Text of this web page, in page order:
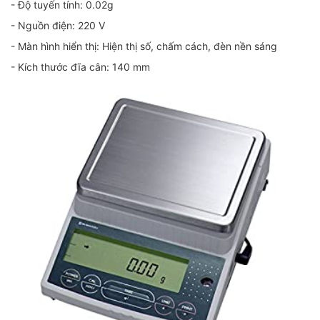
- Độ tuyến tính: 0.02g
- Nguồn điện: 220 V
- Màn hình hiển thị: Hiện thị số, chấm cách, đèn nền sáng
- Kích thước đĩa cân: 140 mm